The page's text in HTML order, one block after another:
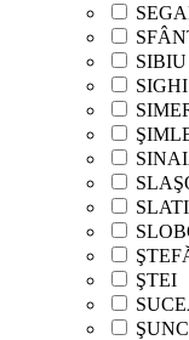
SIBIU
ŞTEI